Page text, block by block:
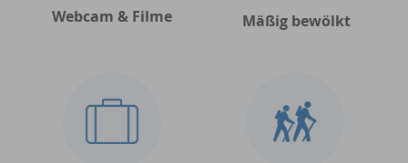
Webcam & Filme Mäßig bewölkt